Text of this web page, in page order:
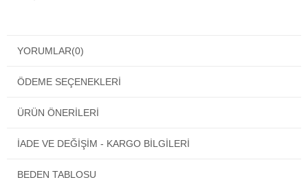
evde geçiriyorlar.
pijama modeli. NBB 6947 Bayan V Yaka Geyik Desenli Pijama
sahiptir.
YORUMLAR(0)
ÖDEME SEÇENEKLERI
ÜRÜN ÖNERILERI
İADE VE DEĞİŞİM - KARGO BİLGİLERİ
BEDEN TABLOSU